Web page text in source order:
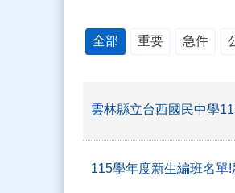
全部 重要 急件
雲林縣立台西國民中學
115學年度新生編班名單